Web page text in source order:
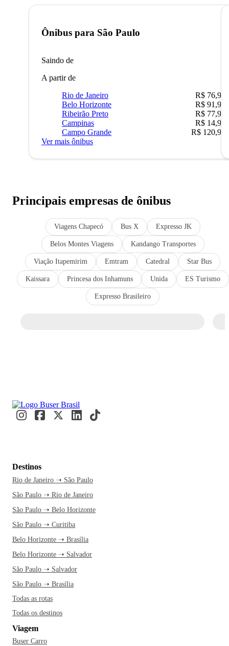
Ônibus para São Paulo
Saindo de
A partir de
Rio de Janeiro
R$ 76,90
Belo Horizonte
R$ 91,90
Ribeirão Preto
R$ 77,90
Campinas
R$ 14,90
Campo Grande
R$ 120,90
Ver mais ônibus
Principais empresas de ônibus
Viagens Chapecó Bus X Expresso JK
Belos Montes Viagens Kandango Transportes
Viação Itapemirim Emtram Catedral Star Bus
Kaissara Princesa dos Inhamuns Unida ES Turismo
Expresso Brasileiro
Destinos
Rio de Janeiro ➝ São Paulo
São Paulo ➝ Rio de Janeiro
São Paulo ➝ Belo Horizonte
São Paulo ➝ Curitiba
Belo Horizonte ➝ Brasília
Belo Horizonte ➝ Salvador
São Paulo ➝ Salvador
São Paulo ➝ Brasília
Todas as rotas
Todas os destinos
Viagem
Buser Carro